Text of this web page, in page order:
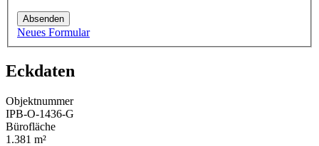
Absenden
Neues Formular
Eckdaten
Objektnummer
IPB-O-1436-G
Bürofläche
1.381 m²